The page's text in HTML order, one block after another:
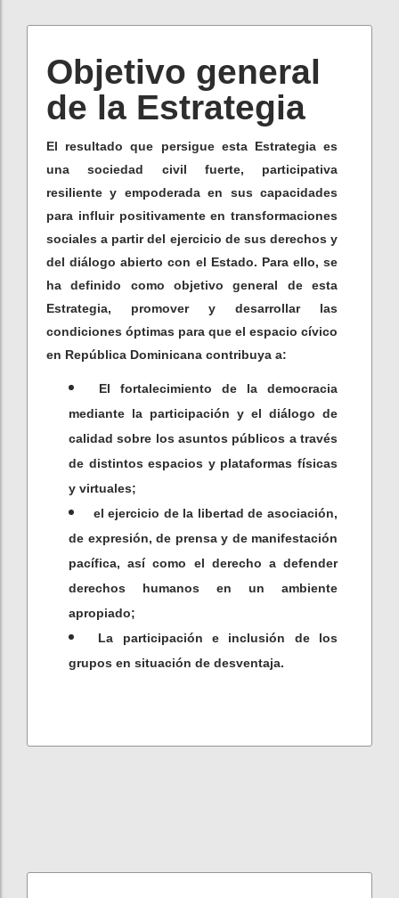
Objetivo general
de la Estrategia
El resultado que persigue esta Estrategia es
una sociedad civil fuerte, participativa
resiliente y empoderada en sus capacidades
para influir positivamente en transformaciones
sociales a partir del ejercicio de sus derechos y
del diálogo abierto con el Estado. Para ello, se
ha definido como objetivo general de esta
Estrategia, promover y desarrollar las
condiciones óptimas para que el espacio cívico
en República Dominicana contribuya a:
El fortalecimiento de la democracia
mediante la participación y el diálogo de
calidad sobre los asuntos públicos a través
de distintos espacios y plataformas físicas
y virtuales;
el ejercicio de la libertad de asociación,
de expresión, de prensa y de manifestación
pacífica, así como el derecho a defender
derechos humanos en un ambiente
apropiado;
La participación e inclusión de los
grupos en situación de desventaja.